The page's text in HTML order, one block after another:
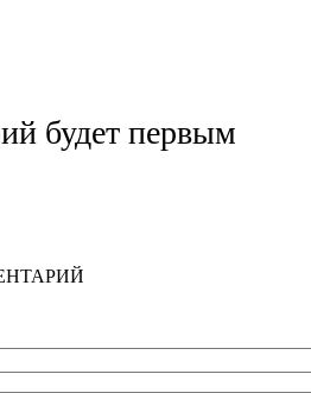
будет первым